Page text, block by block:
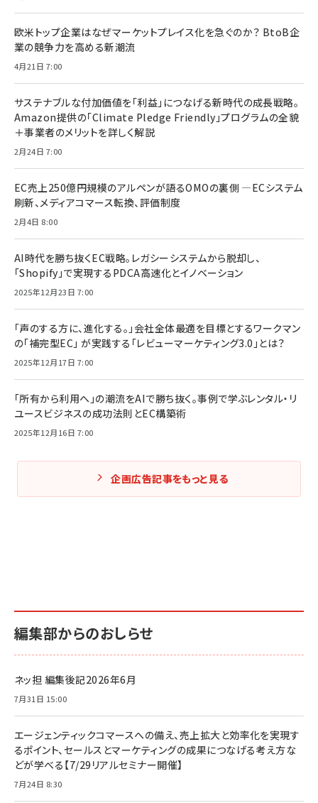
欧米トップ企業はなぜマーケットプレイス化を急ぐのか？ BtoB企
業の競争力を高める新潮流
4月21日 7:00
サステナブルな付加価値を「利益」につなげる新時代の成長戦略。
Amazon提供の「Climate Pledge Friendly」プログラムの全貌
＋事業者のメリットを詳しく解説
2月24日 7:00
EC売上250億円規模のアルペンが語るOMOの裏側 ―ECシステム
刷新、メディアコマース転換、評価制度
2月4日 8:00
AI時代を勝ち抜くEC戦略。レガシーシステムから脱却し、
「Shopify」で実現するPDCA高速化とイノベーション
2025年12月23日 7:00
「声のする方に、進化する。」会社全体最適を目標とするワークマン
の「補完型EC」 が実践する「レビューマーケティング3.0」とは？
2025年12月17日 7:00
「所有から利用へ」の潮流をAIで勝ち抜く。事例で学ぶレンタル・リ
ユースビジネスの成功法則とEC構築術
2025年12月16日 7:00
企画広告記事をもっと見る
編集部からのおしらせ
ネッ担 編集後記2026年6月
7月31日 15:00
エージェンティックコマースへの備え、売上拡大と効率化を実現す
るポイント、セールスとマーケティングの成果につなげる考え方な
どが学べる【7/29リアルセミナー開催】
7月24日 8:30